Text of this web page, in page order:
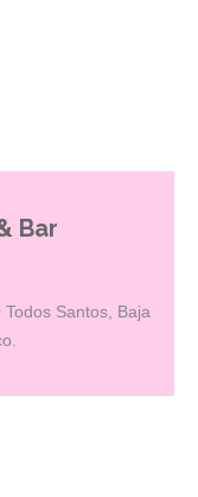
sin ingresar a este
diríjase al interior de
Bar
Santos, Baja